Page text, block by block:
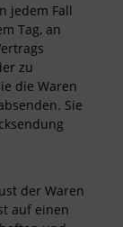
jedem Fall
Tag, an
zu
die Waren
Sie
der Waren
auf einen